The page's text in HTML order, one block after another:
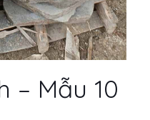
– Mẫu 10